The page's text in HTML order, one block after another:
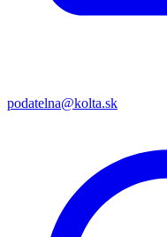
podatelna@kolta.sk